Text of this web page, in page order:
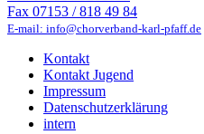
Fax 07153 / 818 49 84
E-mail: info@chorverband-karl-pfaff.de
Kontakt
Kontakt Jugend
Impressum
Datenschutzerklärung
intern